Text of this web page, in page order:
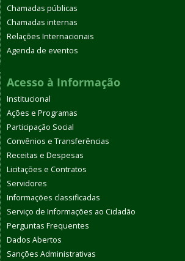
Chamadas públicas
Chamadas internas
Relações Internacionais
Agenda de eventos
Acesso à Informação
Institucional
Ações e Programas
Participação Social
Convênios e Transferências
Receitas e Despesas
Licitações e Contratos
Servidores
Informações classificadas
Serviço de Informações ao Cidadão
Perguntas Frequentes
Dados Abertos
Sanções Administrativas